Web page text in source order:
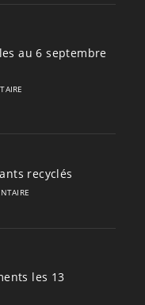
au 6 septembre
recyclés
les 13